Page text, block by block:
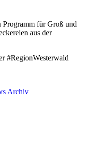
für Groß und
aus der
#RegionWesterwald
Archiv